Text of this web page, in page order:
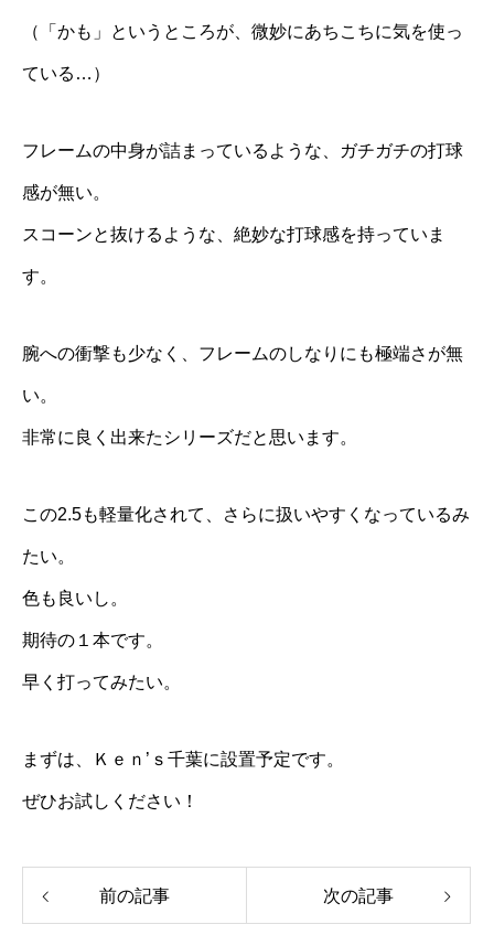
（「かも」というところが、微妙にあちこちに気を使っ
ている…）
フレームの中身が詰まっているような、ガチガチの打球
感が無い。
スコーンと抜けるような、絶妙な打球感を持っていま
す。
腕への衝撃も少なく、フレームのしなりにも極端さが無
い。
非常に良く出来たシリーズだと思います。
この2.5も軽量化されて、さらに扱いやすくなっているみ
たい。
色も良いし。
期待の１本です。
早く打ってみたい。
まずは、Ｋｅｎ’ｓ千葉に設置予定です。
ぜひお試しください！
前の記事 次の記事